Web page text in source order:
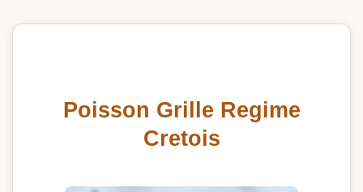
Poisson Grille Regime
Cretois